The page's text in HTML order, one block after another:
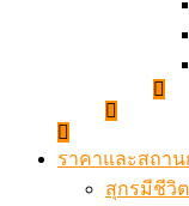
ราคาและสถาน
สุกรมีชีวิ